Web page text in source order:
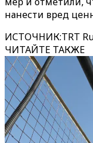
нанести вред
ИСТОЧНИК:TRT
ЧИТАЙТЕ ТАКЖЕ